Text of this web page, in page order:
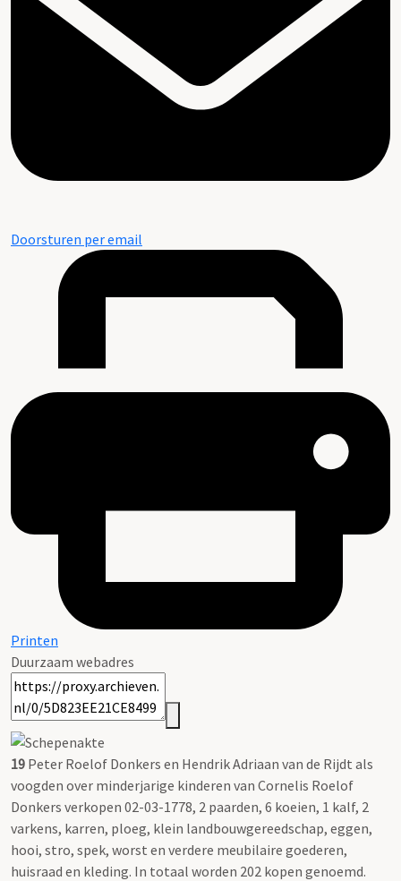
Doorsturen per email
Printen
Duurzaam webadres
19 Peter Roelof Donkers en Hendrik Adriaan van de Rijdt als
voogden over minderjarige kinderen van Cornelis Roelof
Donkers verkopen 02-03-1778, 2 paarden, 6 koeien, 1 kalf, 2
varkens, karren, ploeg, klein landbouwgereedschap, eggen,
hooi, stro, spek, worst en verdere meubilaire goederen,
huisraad en kleding. In totaal worden 202 kopen genoemd.